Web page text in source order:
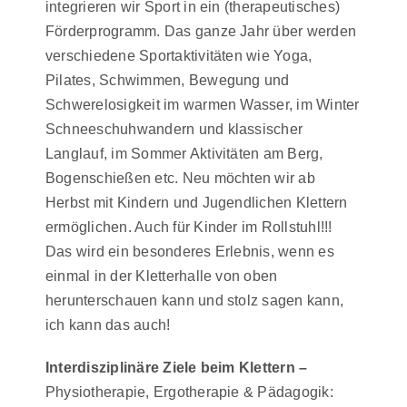
integrieren wir Sport in ein (therapeutisches)
Förderprogramm. Das ganze Jahr über werden
verschiedene Sportaktivitäten wie Yoga,
Pilates, Schwimmen, Bewegung und
Schwerelosigkeit im warmen Wasser, im Winter
Schneeschuhwandern und klassischer
Langlauf, im Sommer Aktivitäten am Berg,
Bogenschießen etc. Neu möchten wir ab
Herbst mit Kindern und Jugendlichen Klettern
ermöglichen. Auch für Kinder im Rollstuhl!!!
Das wird ein besonderes Erlebnis, wenn es
einmal in der Kletterhalle von oben
herunterschauen kann und stolz sagen kann,
ich kann das auch!
Interdisziplinäre Ziele beim Klettern –
Physiotherapie, Ergotherapie & Pädagogik: